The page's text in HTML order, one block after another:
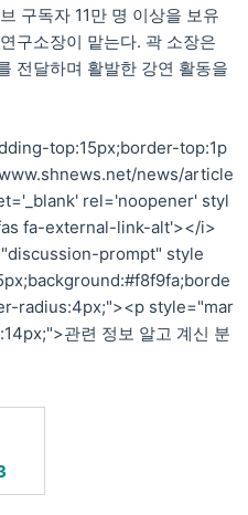
구독자 11만 명 이상을 보유
구소장이 맡는다. 곽 소장은
전달하며 활발한 강연 활동을
top:15px;border-top:1p
news/article
rel='noopener' styl
fa-external-link-alt'></i>
prompt" style
radius:4px;"><p style="mar
관련 정보 알고 계신 분